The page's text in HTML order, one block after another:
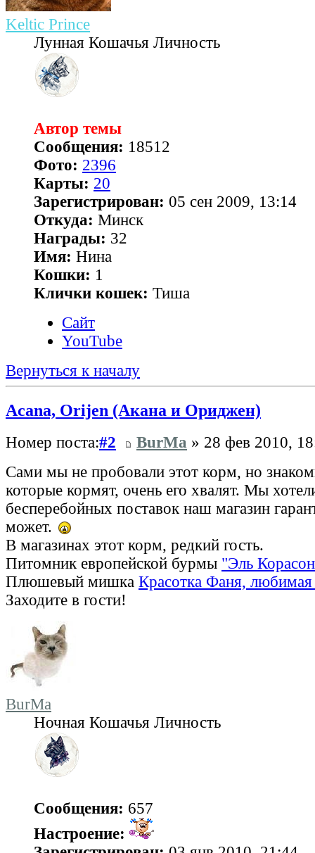
Keltic Prince
Лунная Кошачья Личность
Автор темы
Сообщения: 18512
Фото: 2396
Карты: 20
Зарегистрирован: 05 сен 2009, 13:14
Откуда: Минск
Награды: 32
Имя: Нина
Кошки: 1
Клички кошек: Тиша
Сайт
YouTube
Вернуться к началу
Acana, Orijen (Акана и Ориджен)
Номер поста:#2 BurMa » 28 фев 2010,
Сами мы не пробовали этот корм, но
которые кормят, очень его хвалят. Мы
бесперебойных поставок наш магазин
может.
В магазинах этот корм, редкий гость.
Питомник европейской бурмы "Эль
Плюшевый мишка Красотка Фаня, любимая
Заходите в гости!
BurMa
Ночная Кошачья Личность
Сообщения: 657
Настроение: